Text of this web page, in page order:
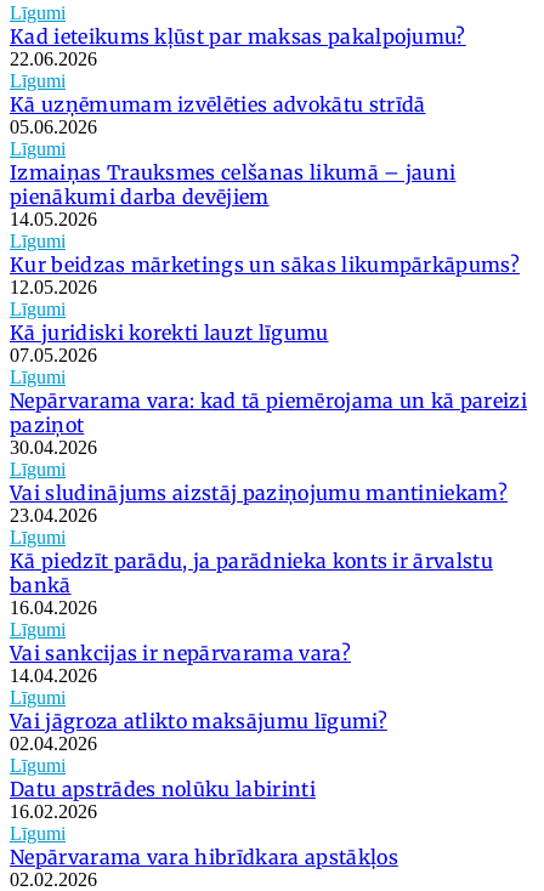
Līgumi
Kad ieteikums kļūst par maksas pakalpojumu?
22.06.2026
Līgumi
Kā uzņēmumam izvēlēties advokātu strīdā
05.06.2026
Līgumi
Izmaiņas Trauksmes celšanas likumā – jauni
pienākumi darba devējiem
14.05.2026
Līgumi
Kur beidzas mārketings un sākas likumpārkāpums?
12.05.2026
Līgumi
Kā juridiski korekti lauzt līgumu
07.05.2026
Līgumi
Nepārvarama vara: kad tā piemērojama un kā pareizi
paziņot
30.04.2026
Līgumi
Vai sludinājums aizstāj paziņojumu mantiniekam?
23.04.2026
Līgumi
Kā piedzīt parādu, ja parādnieka konts ir ārvalstu
bankā
16.04.2026
Līgumi
Vai sankcijas ir nepārvarama vara?
14.04.2026
Līgumi
Vai jāgroza atlikto maksājumu līgumi?
02.04.2026
Līgumi
Datu apstrādes nolūku labirinti
16.02.2026
Līgumi
Nepārvarama vara hibrīdkara apstākļos
02.02.2026